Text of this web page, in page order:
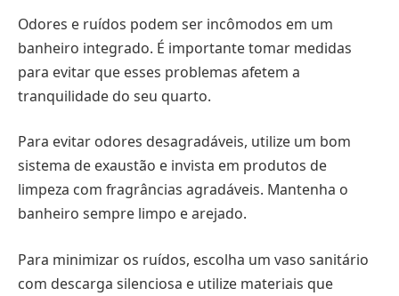
Odores e ruídos podem ser incômodos em um
banheiro integrado. É importante tomar medidas
para evitar que esses problemas afetem a
tranquilidade do seu quarto.
Para evitar odores desagradáveis, utilize um bom
sistema de exaustão e invista em produtos de
limpeza com fragrâncias agradáveis. Mantenha o
banheiro sempre limpo e arejado.
Para minimizar os ruídos, escolha um vaso sanitário
com descarga silenciosa e utilize materiais que